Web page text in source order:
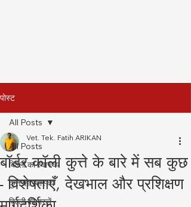
पोस्ट
All Posts
बिल्ली का स्वास्थ्य
कुत्ते का स्वास्थ्य
बिल्ली की नस्लें
All Posts
बॉर्डर कॉली कुत्ते के बारे में सब कुछ
- विशेषताएँ, देखभाल और प्रशिक्षण
Vet. Tek. Fatih ARIKAN